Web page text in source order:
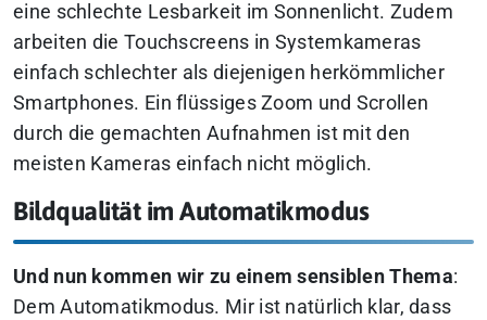
eine schlechte Lesbarkeit im Sonnenlicht. Zudem
arbeiten die Touchscreens in Systemkameras
einfach schlechter als diejenigen herkömmlicher
Smartphones. Ein flüssiges Zoom und Scrollen
durch die gemachten Aufnahmen ist mit den
meisten Kameras einfach nicht möglich.
Bildqualität im Automatikmodus
Und nun kommen wir zu einem sensiblen Thema:
Dem Automatikmodus. Mir ist natürlich klar, dass